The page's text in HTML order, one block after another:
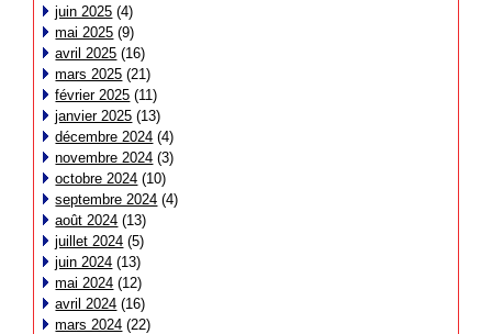
juin 2025 (4)
mai 2025 (9)
avril 2025 (16)
mars 2025 (21)
février 2025 (11)
janvier 2025 (13)
décembre 2024 (4)
novembre 2024 (3)
octobre 2024 (10)
septembre 2024 (4)
août 2024 (13)
juillet 2024 (5)
juin 2024 (13)
mai 2024 (12)
avril 2024 (16)
mars 2024 (22)